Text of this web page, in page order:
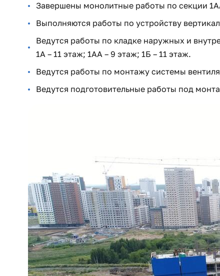
Завершены монолитные работы по секции
Выполняются работы по устройству
Ведутся работы по кладке наружных и
1А – 11 этаж; 1АА – 9 этаж; 1Б – 11 этаж.
Ведутся работы по монтажу системы
Ведутся подготовительные работы под